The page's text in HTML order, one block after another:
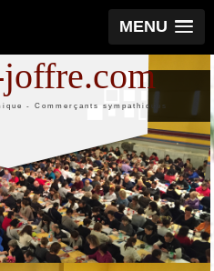
MENU
- Commerçants sympathiques